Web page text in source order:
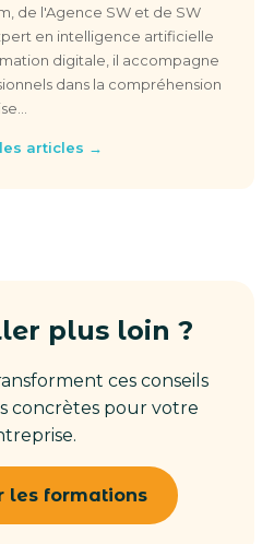
de l'Agence SW et de SW
en intelligence artificielle
digitale, il accompagne
dans la compréhension
articles →
plus loin ?
ces conseils
concrètes pour votre
les formations